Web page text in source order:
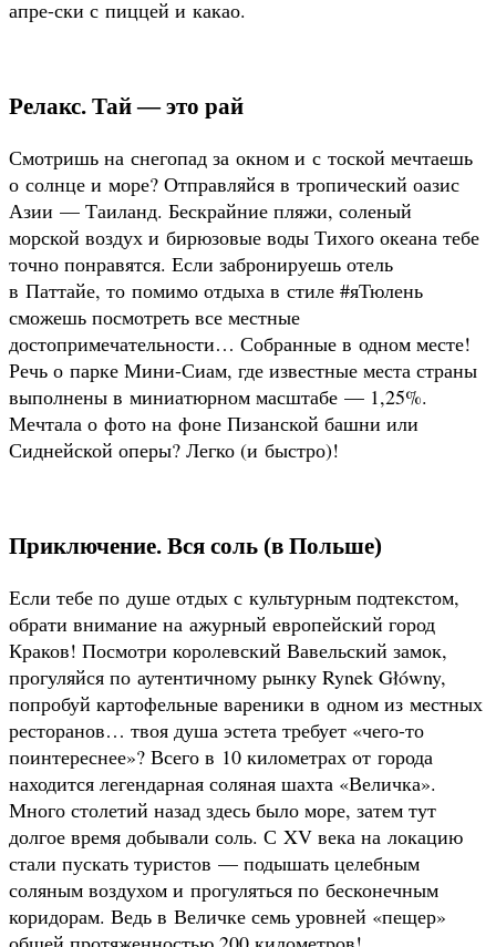
апре-ски с пиццей и какао.
Релакс. Тай — это рай
Смотришь на снегопад за окном и с тоской мечтаешь
о солнце и море? Отправляйся в тропический оазис
Азии — Таиланд. Бескрайние пляжи, соленый
морской воздух и бирюзовые воды Тихого океана тебе
точно понравятся. Если забронируешь отель
в Паттайе, то помимо отдыха в стиле #яТюлень
сможешь посмотреть все местные
достопримечательности… Собранные в одном месте!
Речь о парке Мини-Сиам, где известные места страны
выполнены в миниатюрном масштабе — 1,25%.
Мечтала о фото на фоне Пизанской башни или
Сиднейской оперы? Легко (и быстро)!
Приключение. Вся соль (в Польше)
Если тебе по душе отдых с культурным подтекстом,
обрати внимание на ажурный европейский город
Краков! Посмотри королевский Вавельский замок,
прогуляйся по аутентичному рынку Rynek Główny,
попробуй картофельные вареники в одном из местных
ресторанов… твоя душа эстета требует «чего-то
поинтереснее»? Всего в 10 километрах от города
находится легендарная соляная шахта «Величка».
Много столетий назад здесь было море, затем тут
долгое время добывали соль. С XV века на локацию
стали пускать туристов — подышать целебным
соляным воздухом и прогуляться по бесконечным
коридорам. Ведь в Величке семь уровней «пещер»